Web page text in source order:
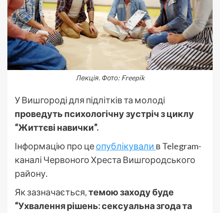
Лекція. Фото: Freepik
У Вишгороді для підлітків та молоді
проведуть психологічну зустріч з циклу
“Життєві навички”.
Інформацію про цеопублікували в Telegram-
каналі Червоного Хреста Вишгородського
району.
Як зазначається,темою заходу буде
“Ухвалення рішень: сексуальна згода та